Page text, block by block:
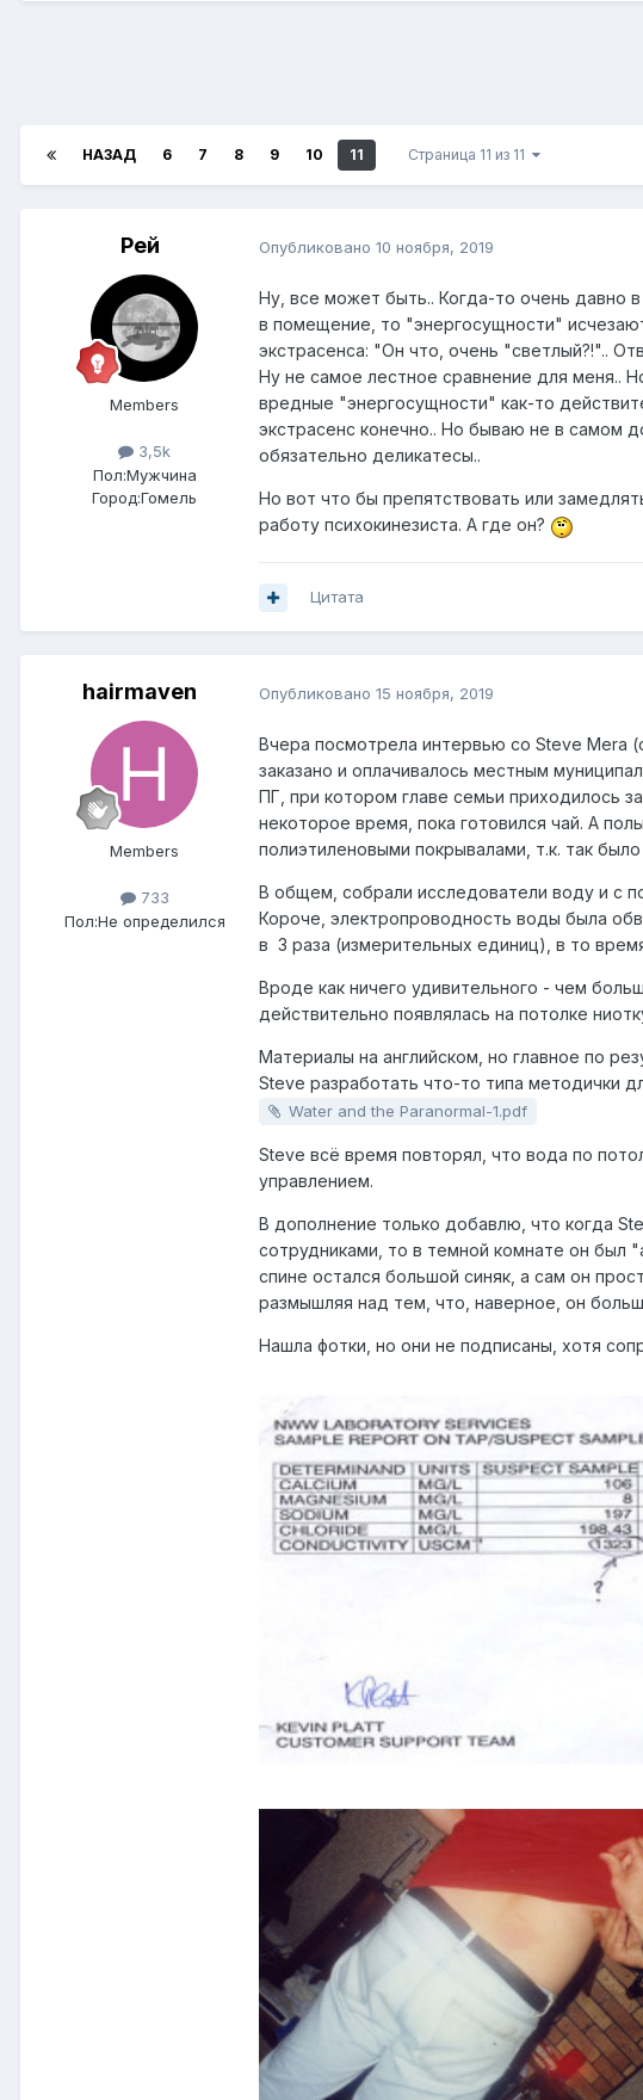
НАЗАД 6 7 8 9 10 11 Страница 11 из 11
Рей
Members
3,5k
Пол:Мужчина
Город:Гомель
Опубликовано 10 ноября, 2019
Ну, все может быть.. Когда-то очень давно
в помещение, то "энергосущности"
экстрасенса: "Он что, очень "светлый?!"..
Ну не самое лестное сравнение для меня..
вредные "энергосущности" как-то
экстрасенс конечно.. Но бываю не в самом
обязательно деликатесы..
Но вот что бы препятствовать или
работу психокинезиста. А где он?
Цитата
hairmaven
Members
733
Пол:Не определился
Опубликовано 15 ноября, 2019
Вчера посмотрела интервью со Steve Mera
заказано и оплачивалось местным
ПГ, при котором главе семьи приходилось
некоторое время, пока готовился чай. А
полиэтиленовыми покрывалами, т.к. так
В общем, собрали исследователи воду и с
Короче, электропроводность воды была
в 3 раза (измерительных единиц), в то
Вроде как ничего удивительного - чем
действительно появлялась на потолке
Материалы на английском, но главное по
Steve разработать что-то типа методички
Water and the Paranormal-1.pdf
Steve всё время повторял, что вода по
управлением.
В дополнение только добавлю, что когда
сотрудниками, то в темной комнате он был
спине остался большой синяк, а сам он
размышляя над тем, что, наверное, он
Нашла фотки, но они не подписаны, хотя